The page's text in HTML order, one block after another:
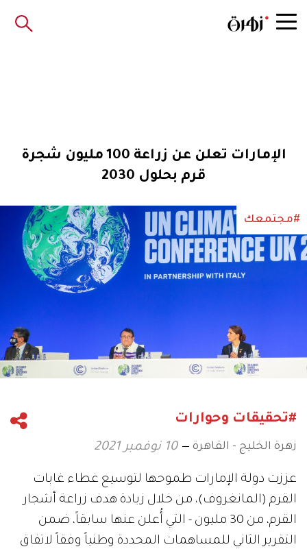
الإمارات تعلن عن زراعة 100 مليون شجرة
قرم بحلول 2030
#مجتمعك
#تحقيقات وحوارات
زهرة الخليج - القاهرة 10 نوفمبر 2021
عززت دولة الإمارات طموحها لتوسيع غطاء غابات
القرم (المانغروف)، من خلال زيادة هدف زراعة أشجار
القرم، من 30 مليون - التي أُعلن عنها سابقاً، ضمن
التقرير الثاني للمساهمات المحددة وطنياً وفقاً لاتفاق